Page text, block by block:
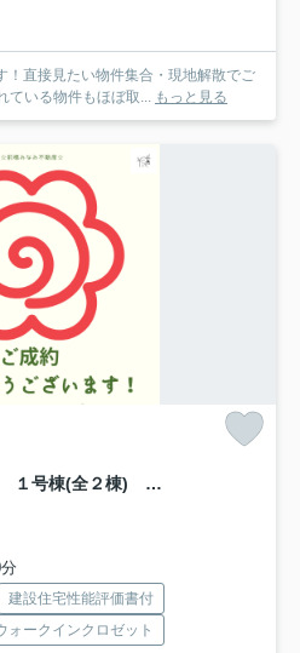
！直接見たい物件集合・現地解散でご
ている物件もほぼ取...
もっと見る
【新築】前橋市女屋町第２ １号棟(全２棟) リーブルガーデン 新築建売分譲
建設住宅性能評価書付
ォークインクロゼット